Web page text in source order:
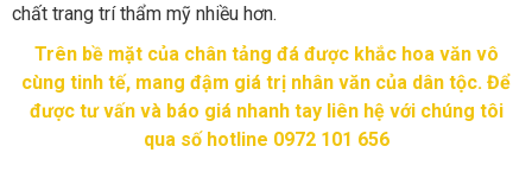
chất trang trí thẩm mỹ nhiều hơn.
Trên bề mặt của chân tảng đá được khắc hoa văn vô
cùng tinh tế, mang đậm giá trị nhân văn của dân tộc. Để
được tư vấn và báo giá nhanh tay liên hệ với chúng tôi
qua số hotline 0972 101 656